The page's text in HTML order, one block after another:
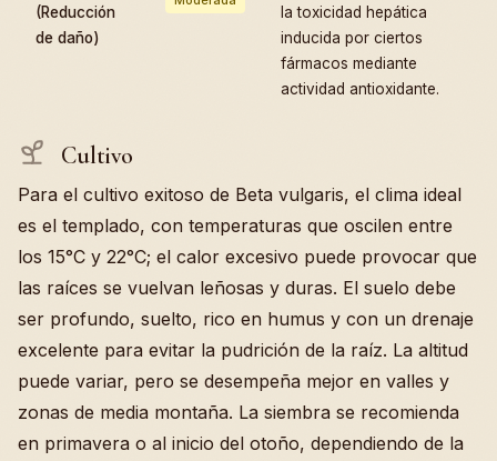
(Reducción
de daño)
la toxicidad hepática
inducida por ciertos
fármacos mediante
actividad antioxidante.
Cultivo
Para el cultivo exitoso de Beta vulgaris, el clima ideal
es el templado, con temperaturas que oscilen entre
los 15°C y 22°C; el calor excesivo puede provocar que
las raíces se vuelvan leñosas y duras. El suelo debe
ser profundo, suelto, rico en humus y con un drenaje
excelente para evitar la pudrición de la raíz. La altitud
puede variar, pero se desempeña mejor en valles y
zonas de media montaña. La siembra se recomienda
en primavera o al inicio del otoño, dependiendo de la